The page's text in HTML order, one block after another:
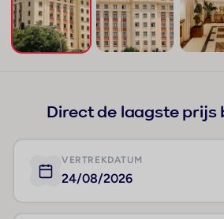
Direct de laagste prijs
VERTREKDATUM
24/08/2026